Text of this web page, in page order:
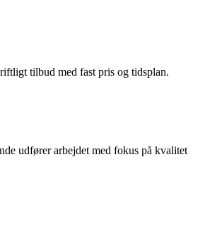
tilbud med fast pris og tidsplan.
udfører arbejdet med fokus på kvalitet